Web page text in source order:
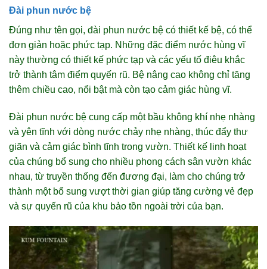
Đài phun nước bệ
Đúng như tên gọi, đài phun nước bệ có thiết kế bệ, có thể
đơn giản hoặc phức tạp. Những đặc điểm nước hùng vĩ
này thường có thiết kế phức tạp và các yếu tố điêu khắc
trở thành tâm điểm quyến rũ. Bệ nâng cao không chỉ tăng
thêm chiều cao, nổi bật mà còn tạo cảm giác hùng vĩ.
Đài phun nước bệ cung cấp một bầu không khí nhẹ nhàng
và yên tĩnh với dòng nước chảy nhẹ nhàng, thúc đẩy thư
giãn và cảm giác bình tĩnh trong vườn. Thiết kế linh hoạt
của chúng bổ sung cho nhiều phong cách sân vườn khác
nhau, từ truyền thống đến đương đại, làm cho chúng trở
thành một bổ sung vượt thời gian giúp tăng cường vẻ đẹp
và sự quyến rũ của khu bảo tồn ngoài trời của bạn.